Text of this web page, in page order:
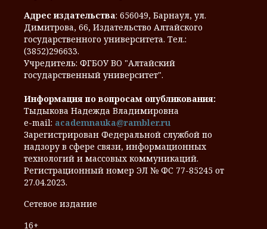
Адрес издательства: 656049, Барнаул, ул.
Димитрова, 66, Издательство Алтайского
государственного университета. Тел.:
(3852)296633.
Учредитель: ФГБОУ ВО "Алтайский
государственный университет".
Информация по вопросам опубликования:
Тыдыкова Надежда Владимировна
e-mail: academnauka@rambler.ru
Зарегистрирован Федеральной службой по
надзору в сфере связи, информационных
технологий и массовых коммуникаций.
Регистрационный номер ЭЛ № ФС 77-85245 от
27.04.2023.
Сетевое издание
16+